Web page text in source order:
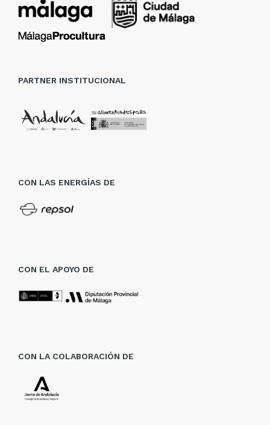
PARTNER INSTITUCIONAL
CON LAS ENERGÍAS DE
CON EL APOYO DE
CON LA COLABORACIÓN DE